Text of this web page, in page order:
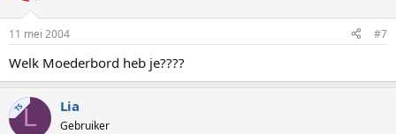
11 mei 2004 #7
Welk Moederbord heb je????
TSL Lia
Gebruiker